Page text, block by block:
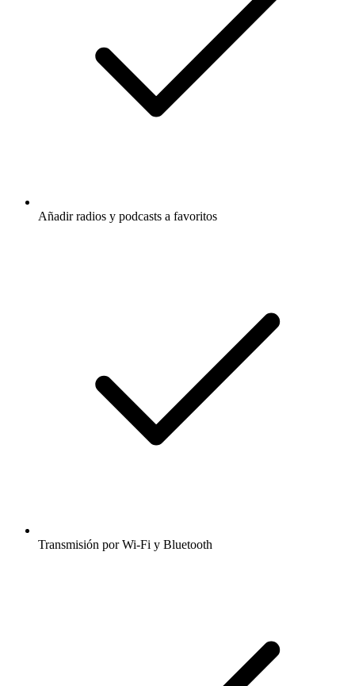
Añadir radios y podcasts a favoritos
Transmisión por Wi-Fi y Bluetooth